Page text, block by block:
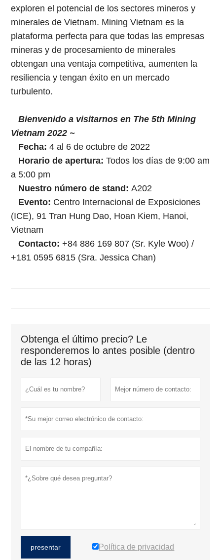
exploren el potencial de los sectores mineros y
minerales de Vietnam. Mining Vietnam es la
plataforma perfecta para que todas las empresas
mineras y de procesamiento de minerales
obtengan una ventaja competitiva, aumenten la
resiliencia y tengan éxito en un mercado
turbulento.
Bienvenido a visitarnos en The 5th Mining
Vietnam 2022 ~
Fecha: 4 al 6 de octubre de 2022
Horario de apertura: Todos los días de 9:00 am
a 5:00 pm
Nuestro número de stand:A202
Evento: Centro Internacional de Exposiciones
(ICE), 91 Tran Hung Dao, Hoan Kiem, Hanoi,
Vietnam
Contacto:+84 886 169 807 (Sr. Kyle Woo) /
+181 0595 6815 (Sra. Jessica Chan)
Obtenga el último precio? Le
responderemos lo antes posible (dentro
de las 12 horas)
presentar Política de privacidad